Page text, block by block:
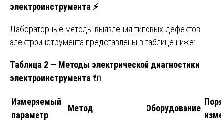
электроинструмента ⚡
Лабораторные методы выявления типовых дефектов
электроинструмента представлены в таблице ниже:
Таблица 2 — Методы электрической диагностики
электроинструмента 🔌
Измеряемый
параметр
Метод Оборудование